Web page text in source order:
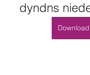
dyndns